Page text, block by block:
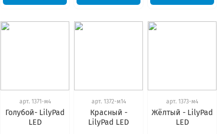
арт. 1371-м4
Голубой- LilyPad
LED
арт. 1372-м14
Красный -
LilyPad LED
арт. 1373-м4
Жёлтый - LilyPad
LED